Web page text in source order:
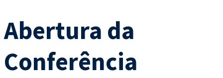
Abertura da
Conferência